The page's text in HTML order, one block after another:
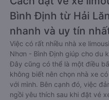
Bình Định từ Hải
nhanh và uy tín
Việc có rất nhiều nhà xe
Nhơn - Bình Định giúp cho du
Đây cũng có thể là một điều
không biết nên chọn nhà xe
với mình. Bên cạnh đó, việc
ngồi yêu thích sau khi đặt vé